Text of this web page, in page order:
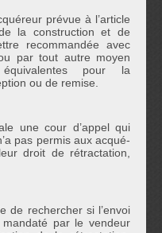
prévue à l’article
la construction et de
recommandée avec
par tout autre moyen
pour la
ou de remise.
une cour d’appel qui
pas permis aux acqué-
droit de rétractation,
de rechercher si l’envoi
par le vendeur